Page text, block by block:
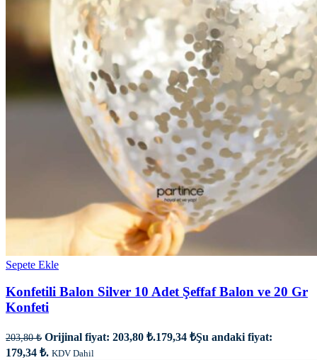
Sepete Ekle
Konfetili Balon Silver 10 Adet Şeffaf Balon ve 20 Gr
Konfeti
203,80₺ Orijinal fiyat: 203,80 ₺.179,34 ₺Şu andaki fiyat:
179,34 ₺. KDV Dahil